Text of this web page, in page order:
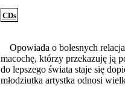
CDs
Opowiada o bolesnych
macochę, którzy przekazuję ją
do lepszego świata staje się
młodziutka artystka odnosi